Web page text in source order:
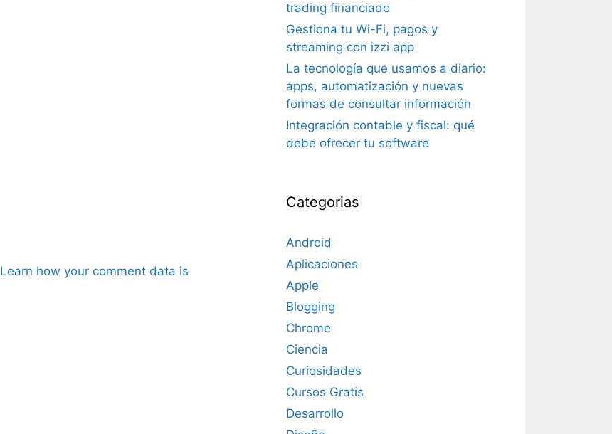
Learn how your comment data is
trading financiado
Gestiona tu Wi-Fi, pagos y
streaming con izzi app
La tecnología que usamos a diario:
apps, automatización y nuevas
formas de consultar información
Integración contable y fiscal: qué
debe ofrecer tu software
Categorias
Android
Aplicaciones
Apple
Blogging
Chrome
Ciencia
Curiosidades
Cursos Gratis
Desarrollo